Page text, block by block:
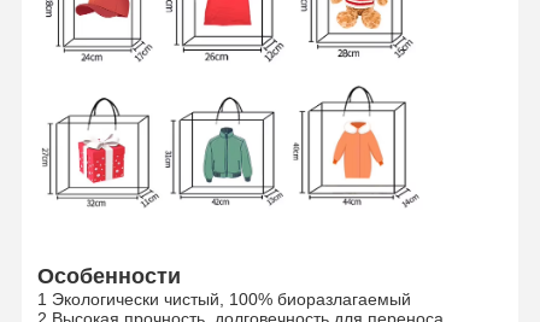
Особенности
1 Экологически чистый, 100% биоразлагаемый
2 Высокая прочность, долговечность для переноса